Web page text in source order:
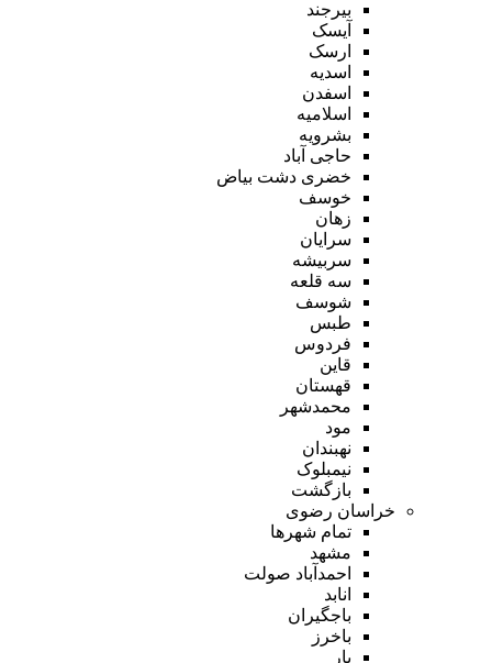
بیرجند
آیسک
ارسک
اسدیه
اسفدن
اسلامیه
بشرویه
حاجی آباد
خضری دشت بیاض
خوسف
زهان
سرایان
سربیشه
سه قلعه
شوسف
طبس
فردوس
قاین
قهستان
محمدشهر
مود
نهبندان
نیمبلوک
بازگشت
خراسان رضوی
تمام شهر‌ها
مشهد
احمدآباد صولت
انابد
باجگیران
باخرز
بار